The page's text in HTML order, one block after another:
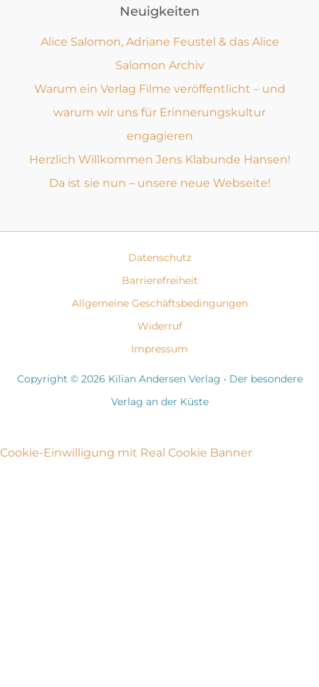
Neuigkeiten
Alice Salomon, Adriane Feustel & das Alice
Salomon Archiv
Warum ein Verlag Filme veröffentlicht – und
warum wir uns für Erinnerungskultur
engagieren
Herzlich Willkommen Jens Klabunde Hansen!
Da ist sie nun – unsere neue Webseite!
Datenschutz
Barrierefreiheit
Allgemeine Geschäftsbedingungen
Widerruf
Impressum
Copyright © 2026 Kilian Andersen Verlag • Der besondere
Verlag an der Küste
Cookie-Einwilligung mit Real Cookie Banner